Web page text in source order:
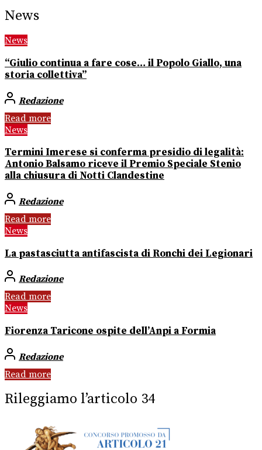
News
News
“Giulio continua a fare cose… il Popolo Giallo, una
storia collettiva”
Redazione
Read more
News
Termini Imerese si conferma presidio di legalità:
Antonio Balsamo riceve il Premio Speciale Stenio
alla chiusura di Notti Clandestine
Redazione
Read more
News
La pastasciutta antifascista di Ronchi dei Legionari
Redazione
Read more
News
Fiorenza Taricone ospite dell’Anpi a Formia
Redazione
Read more
Rileggiamo l’articolo 34